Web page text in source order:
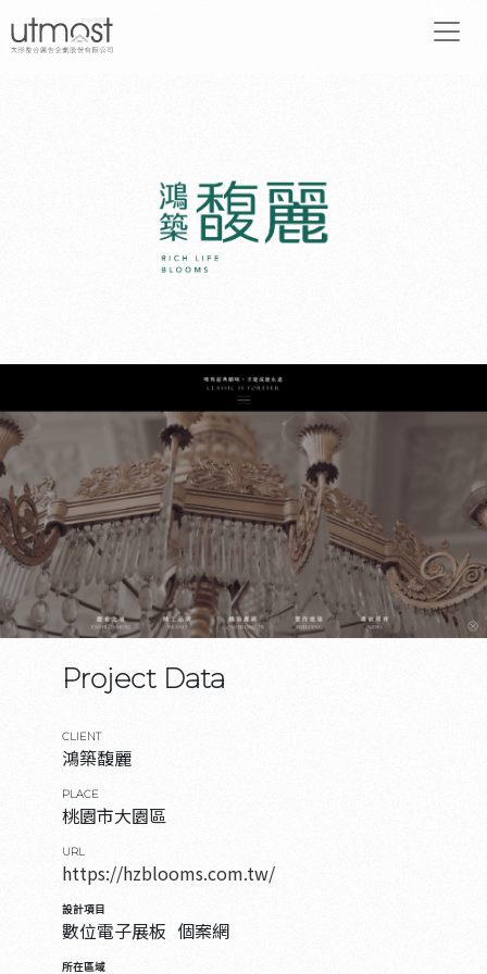
Project Data
CLIENT
鴻築馥麗
PLACE
桃園市大園區
URL
https://hzblooms.com.tw/
設計項目
數位電子展板 個案網
所在區域